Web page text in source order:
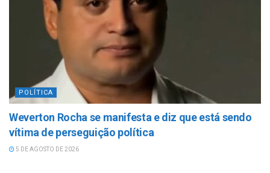
POLÍTICA
Weverton Rocha se manifesta e diz que está sendo
vítima de perseguição política
5 DE AGOSTO DE 2026